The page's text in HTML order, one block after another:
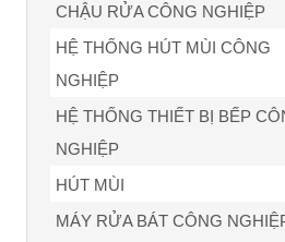
CHẬU RỬA CÔNG NGHIỆP
HỆ THỐNG HÚT MÙI CÔNG
NGHIỆP
HỆ THỐNG THIẾT BỊ BẾP
NGHIỆP
HÚT MÙI
MÁY RỬA BÁT CÔNG